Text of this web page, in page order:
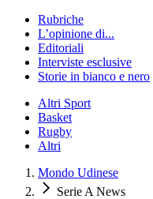
Rubriche
L’opinione di...
Editoriali
Interviste esclusive
Storie in bianco e nero
Altri Sport
Basket
Rugby
Altri
Mondo Udinese
Serie A News